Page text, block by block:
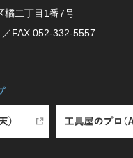
橘⼆丁⽬1番7号
／FAX 052-332-5557